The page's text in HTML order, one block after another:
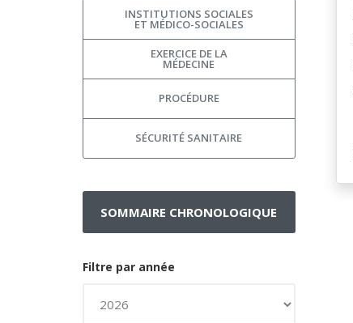
INSTITUTIONS SOCIALES
ET MÉDICO-SOCIALES
EXERCICE DE LA
MÉDECINE
PROCÉDURE
SÉCURITÉ SANITAIRE
SOMMAIRE CHRONOLOGIQUE
Filtre par année